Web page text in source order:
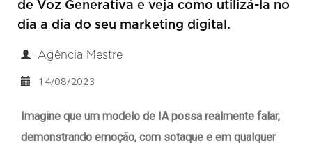
de Voz Generativa e veja como utilizá-la no
dia a dia do seu marketing digital.
Agência Mestre
14/08/2023
Imagine que um modelo de IA possa realmente falar,
demonstrando emoção, com sotaque e em qualquer